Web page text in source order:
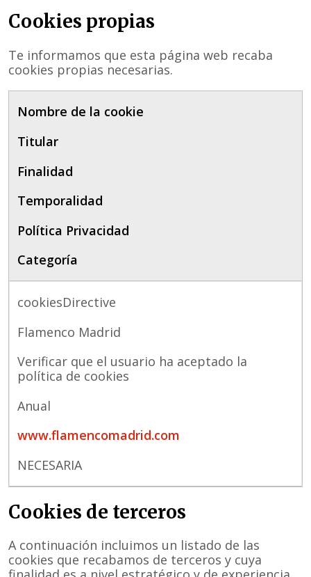
Cookies propias
Te informamos que esta página web recaba
cookies propias necesarias.
Nombre de la cookie
Titular
Finalidad
Temporalidad
Política Privacidad
Categoría
cookiesDirective
Flamenco Madrid
Verificar que el usuario ha aceptado la
política de cookies
Anual
www.flamencomadrid.com
NECESARIA
Cookies de terceros
A continuación incluimos un listado de las
cookies que recabamos de terceros y cuya